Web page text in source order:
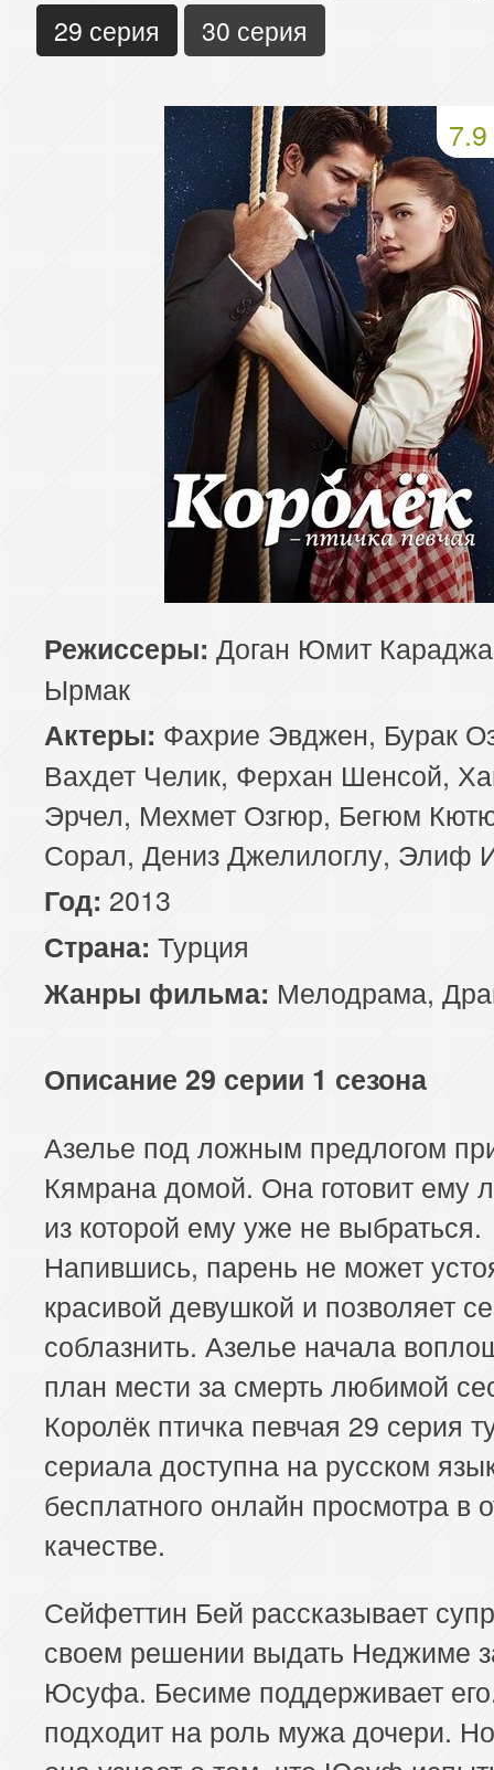
29 серия
30 серия
7.9
Режиссеры: Доган Юмит
Ырмак
Актеры: Фахрие Эвджен, Бурак
Вахдет Челик, Ферхан Шенсой,
Эрчел, Мехмет Озгюр, Бегюм
Сорал, Дениз Джелилоглу, Элиф
Год: 2013
Страна: Турция
Жанры фильма: Мелодрама,
Описание 29 серии 1 сезона
Азелье под ложным предлогом
Кямрана домой. Она готовит ему
из которой ему уже не выбраться.
Напившись, парень не может
красивой девушкой и позволяет
соблазнить. Азелье начала
план мести за смерть любимой
Королёк птичка певчая 29 серия
сериала доступна на русском
бесплатного онлайн просмотра в
качестве.
Сейфеттин Бей рассказывает
своем решении выдать Неджиме
Юсуфа. Бесиме поддерживает
подходит на роль мужа дочери.